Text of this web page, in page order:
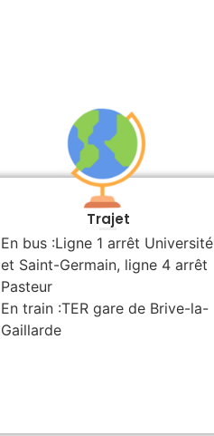
Trajet
En bus :Ligne 1 arrêt Université
et Saint-Germain, ligne 4 arrêt
Pasteur
En train :TER gare de Brive-la-
Gaillarde